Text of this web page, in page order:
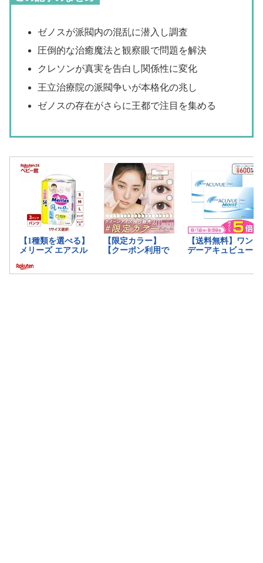
ゼノスが派閥内の混乱に潜入し調査
圧倒的な治癒魔法と観察眼で問題を解決
クレソンが真実を告白し関係性に変化
王立治療院の派閥争いが本格化の兆し
ゼノスの存在がさらに王都で注目を集める